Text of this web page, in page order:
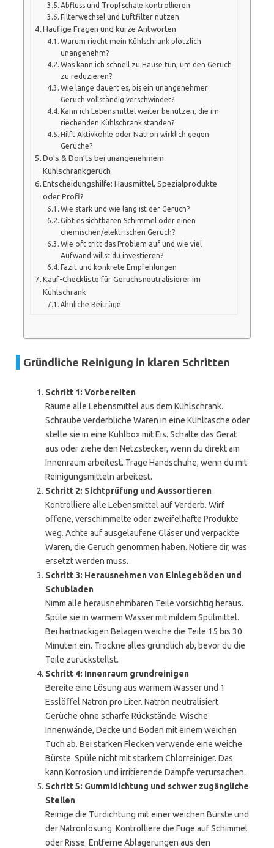
Abfluss und Tropfschale kontrollieren
Filterwechsel und Luftfilter nutzen
Häufige Fragen und kurze Antworten
Warum riecht mein Kühlschrank plötzlich
unangenehm?
Was kann ich schnell zu Hause tun, um den Geruch
zu reduzieren?
Wie lange dauert es, bis ein unangenehmer
Geruch vollständig verschwindet?
Kann ich Lebensmittel weiter benutzen, die im
riechenden Kühlschrank standen?
Hilft Aktivkohle oder Natron wirklich gegen
Gerüche?
Do’s & Don’ts bei unangenehmem
Kühlschrankgeruch
Entscheidungshilfe: Hausmittel, Spezialprodukte
oder Profi?
Wie stark und wie lang ist der Geruch?
Gibt es sichtbaren Schimmel oder einen
chemischen/elektrischen Geruch?
Wie oft tritt das Problem auf und wie viel
Aufwand willst du investieren?
Fazit und konkrete Empfehlungen
Kauf-Checkliste für Geruchsneutralisierer im
Kühlschrank
Ähnliche Beiträge:
Gründliche Reinigung in klaren Schritten
Schritt 1: Vorbereiten
Räume alle Lebensmittel aus dem Kühlschrank.
Schraube verderbliche Waren in eine Kühltasche oder
stelle sie in eine Kühlbox mit Eis. Schalte das Gerät
aus oder ziehe den Netzstecker, wenn du direkt am
Innenraum arbeitest. Trage Handschuhe, wenn du mit
Reinigungsmitteln arbeitest.
Schritt 2: Sichtprüfung und Aussortieren
Kontrolliere alle Lebensmittel auf Verderb. Wirf
offene, verschimmelte oder zweifelhafte Produkte
weg. Achte auf ausgelaufene Gläser und verpackte
Waren, die Geruch genommen haben. Notiere dir, was
ersetzt werden muss.
Schritt 3: Herausnehmen von Einlegeböden und
Schubladen
Nimm alle herausnehmbaren Teile vorsichtig heraus.
Spüle sie in warmem Wasser mit mildem Spülmittel.
Bei hartnäckigen Belägen weiche die Teile 15 bis 30
Minuten ein. Trockne alles gründlich ab, bevor du die
Teile zurückstellst.
Schritt 4: Innenraum grundreinigen
Bereite eine Lösung aus warmem Wasser und 1
Esslöffel Natron pro Liter. Natron neutralisiert
Gerüche ohne scharfe Rückstände. Wische
Innenwände, Decke und Boden mit einem weichen
Tuch ab. Bei starken Flecken verwende eine weiche
Bürste. Spüle nicht mit starkem Chlorreiniger. Das
kann Korrosion und irritierende Dämpfe verursachen.
Schritt 5: Gummidichtung und schwer zugängliche
Stellen
Reinige die Türdichtung mit einer weichen Bürste und
der Natronlösung. Kontrolliere die Fuge auf Schimmel
oder Risse. Entferne Ablagerungen aus den